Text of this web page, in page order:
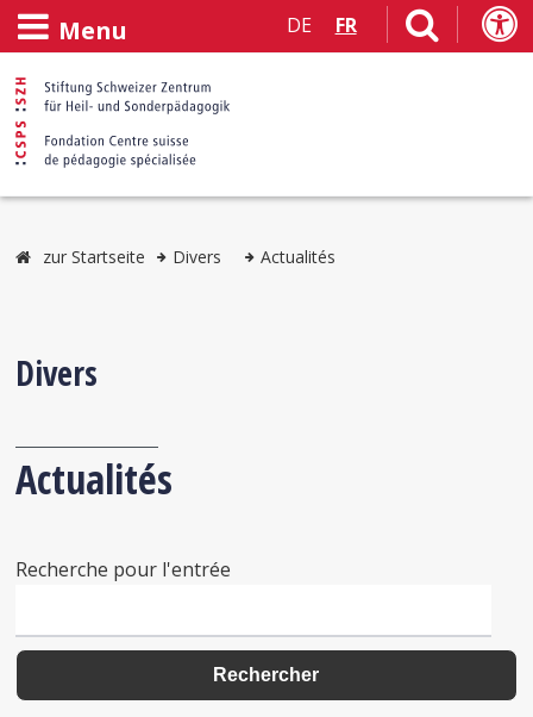
Menu DE FR
zur Startseite Divers Actualités
Divers
Actualités
Recherche pour l'entrée